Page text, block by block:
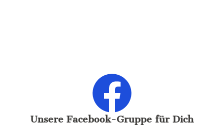
Unsere Facebook-Gruppe für Dich